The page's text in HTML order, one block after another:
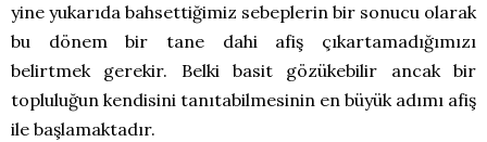
yine yukarıda bahsettiğimiz sebeplerin bir sonucu olarak
bu dönem bir tane dahi afiş çıkartamadığımızı
belirtmek gerekir. Belki basit gözükebilir ancak bir
topluluğun kendisini tanıtabilmesinin en büyük adımı afiş
ile başlamaktadır.